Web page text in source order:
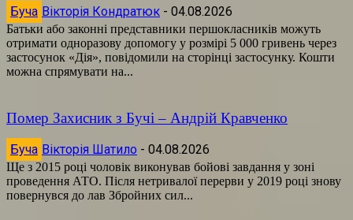
Буча Вікторія Кондратюк - 04.08.2026
Батьки або законні представники першокласників можуть
отримати одноразову допомогу у розмірі 5 000 гривень через
застосунок «Дія», повідомили на сторінці застосунку. Кошти
можна спрямувати на...
Помер Захисник з Бучі – Андрій Кравченко
Буча Вікторія Шатило - 04.08.2026
Ще з 2015 році чоловік виконував бойові завдання у зоні
проведення АТО. Після нетривалої перерви у 2019 році знову
повернувся до лав Збройних сил...